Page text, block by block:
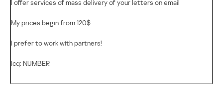
I offer services of mass delivery of your letters on email
My prices begin from 120$
I prefer to work with partners!
Icq: NUMBER